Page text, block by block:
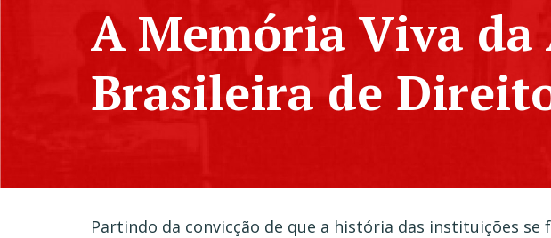
A Memória Viva da
Brasileira de
Partindo da convicção de que a história das instituições se